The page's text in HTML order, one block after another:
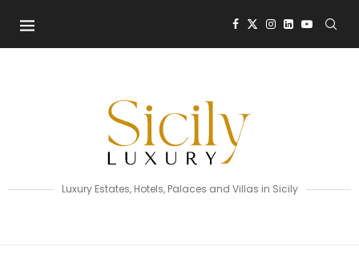
Luxury Estates, Hotels, Palaces and Villas in Sicily